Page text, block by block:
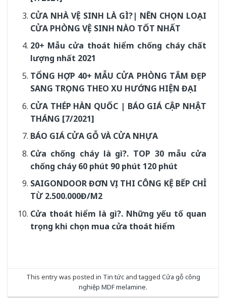
CỬA NHÀ VỆ SINH LÀ GÌ?| NÊN CHỌN LOẠI
CỬA PHÒNG VỆ SINH NÀO TỐT NHẤT
20+ Mẫu cửa thoát hiểm chống cháy chất
lượng nhất 2021
TỔNG HỢP 40+ MẪU CỬA PHÒNG TẮM ĐẸP
SANG TRỌNG THEO XU HƯỚNG HIỆN ĐẠI
CỬA THÉP HÀN QUỐC | BÁO GIÁ CẬP NHẬT
THÁNG [7/2021]
BÁO GIÁ CỬA GỖ VÀ CỬA NHỰA
Cửa chống cháy là gì?. TOP 30 mẫu cửa
chống cháy 60 phút 90 phút 120 phút
SAIGONDOOR ĐƠN VỊ THI CÔNG KỆ BẾP CHỈ
TỪ 2.500.000Đ/M2
Cửa thoát hiểm là gì?. Những yếu tố quan
trọng khi chọn mua cửa thoát hiểm
This entry was posted in Tin tứcand tagged Cửa gỗ công
nghiệp MDF melamine.